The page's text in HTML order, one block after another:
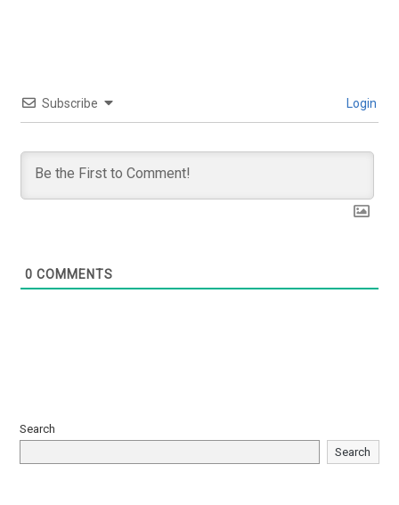
Subscribe Login
0 COMMENTS
Search
Search